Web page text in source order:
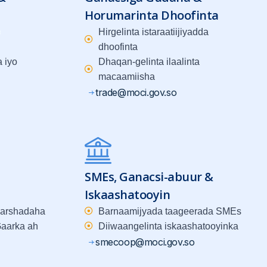
iyo
Horumarinta Dhoofinta
Hirgelinta istaraatiijiyadda
dhoofinta
Dhaqan-gelinta ilaalinta
macaamiisha
trade@moci.gov.so
ah
SMEs, Ganacsi-abuur &
Iskaashatooyin
Barnaamijyada taageerada SMEs
Diiwaangelinta iskaashatooyinka
smecoop@moci.gov.so